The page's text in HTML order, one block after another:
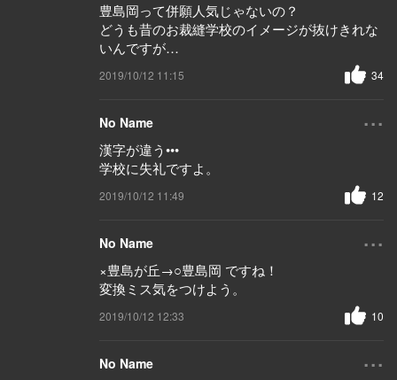
豊島岡って併願人気じゃないの？
どうも昔のお裁縫学校のイメージが抜けきれな
いんですが…
2019/10/12 11:15 34
No Name ...
漢字が違う•••
学校に失礼ですよ。
2019/10/12 11:49 12
No Name ...
×豊島が丘→○豊島岡 ですね！
変換ミス気をつけよう。
2019/10/12 12:33 10
No Name ...